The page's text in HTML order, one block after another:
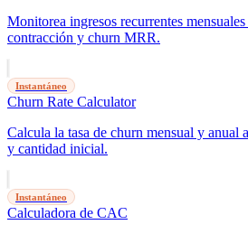
Monitorea ingresos recurrentes
contracción y churn MRR.
Instantáneo
Churn Rate Calculator
Calcula la tasa de churn mensual y anual
y cantidad inicial.
Instantáneo
Calculadora de CAC